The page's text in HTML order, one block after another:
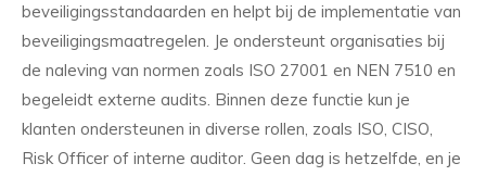
beveiligingsstandaarden en helpt bij de implementatie van
beveiligingsmaatregelen. Je ondersteunt organisaties bij
de naleving van normen zoals ISO 27001 en NEN 7510 en
begeleidt externe audits. Binnen deze functie kun je
klanten ondersteunen in diverse rollen, zoals ISO, CISO,
Risk Officer of interne auditor. Geen dag is hetzelfde, en je